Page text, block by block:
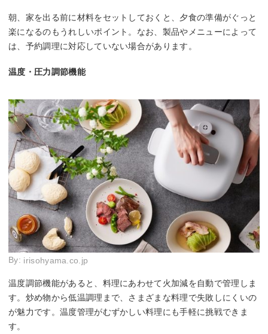
朝、家を出る前に材料をセットしておくと、夕食の準備がぐっと
楽になるのもうれしいポイント。なお、製品やメニューによって
は、予約調理に対応していない場合があります。
温度・圧力調節機能
By: irisohyama.co.jp
温度調節機能があると、料理にあわせて火加減を自動で管理しま
す。炒め物から低温調理まで、さまざまな料理で失敗しにくいの
が魅力です。温度管理がむずかしい料理にも手軽に挑戦できま
す。